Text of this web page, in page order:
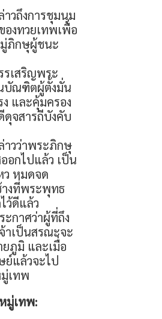
าวถึงการชุมนุม
องทวยเทพเพื่อ
ภิกษุผู้ชนะ
รเสริญพระ
บัณฑิตผู้ตั้งมั่น
และคุ้มครอง
ดุจสารถีบังคับ
าวว่าพระภิกษุ
อกไปแล้ว เป็น
ว หมดจด
างที่พระพุทธ
ว้ดีแล้ว
ะกาศว่าผู้ที่ถึง
าเป็นสรณะจะ
ภูมิ และเมื่อ
ย์แล้วจะไป
เทพ
มู่เทพ: